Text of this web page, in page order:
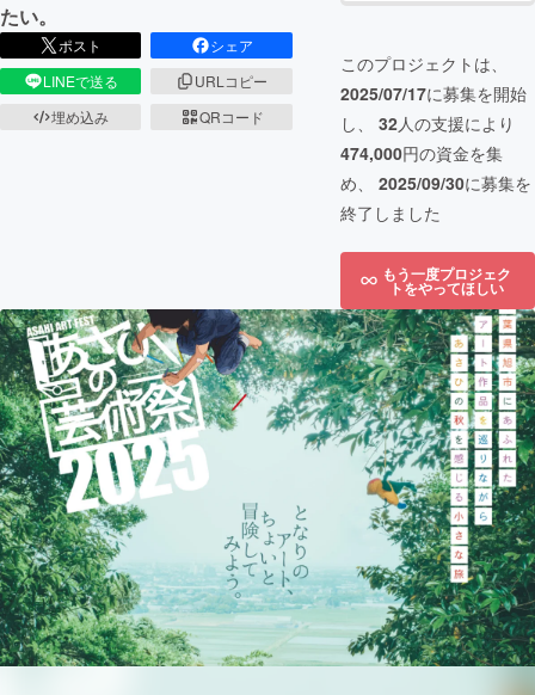
たい。
ポスト
シェア
LINEで送る
URLコピー
埋め込み
QRコード
このプロジェクトは、
2025/07/17に募集を開始
し、 32人の支援により
474,000円の資金を集
め、 2025/09/30に募集を
終了しました
もう一度プロジェク
トをやってほしい